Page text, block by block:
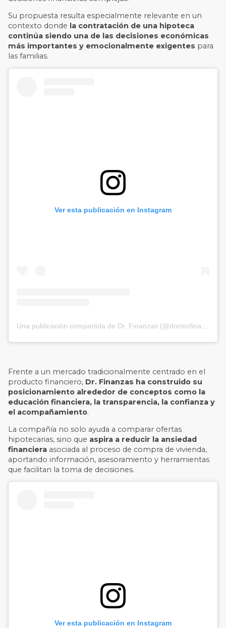
Su propuesta resulta especialmente relevante en un
contexto donde la contratación de una hipoteca
continúa siendo una de las decisiones económicas
más importantes y emocionalmente exigentes para
las familias.
Ver esta publicación en Instagram
Frente a un mercado tradicionalmente centrado en el
producto financiero, Dr. Finanzas ha construido su
posicionamiento alrededor de conceptos como la
educación financiera, la transparencia, la confianza y
el acompañamiento.
La compañía no solo ayuda a comparar ofertas
hipotecarias, sino que aspira a reducir la ansiedad
financiera asociada al proceso de compra de vivienda,
aportando información, asesoramiento y herramientas
que facilitan la toma de decisiones.
Ver esta publicación en Instagram